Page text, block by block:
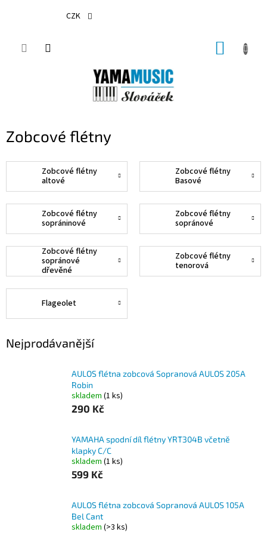
CZK
Zobcové flétny
Zobcové flétny
altové
Zobcové flétny
Basové
Zobcové flétny
sopráninové
Zobcové flétny
sopránové
Zobcové flétny
sopránové
dřevěné
Zobcové flétny
tenorová
Flageolet
Nejprodávanější
AULOS flétna zobcová Sopranová AULOS 205A
Robin
skladem (1 ks)
290 Kč
YAMAHA spodní díl flétny YRT304B včetně
klapky C/C
skladem (1 ks)
599 Kč
AULOS flétna zobcová Sopranová AULOS 105A
Bel Cant
skladem (>3 ks)